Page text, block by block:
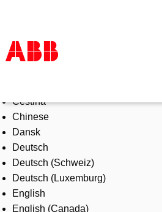
Products & Solutions
Industries
Services
About us
Where to buy
Contact us
Careers
Čeština
Chinese
Dansk
Deutsch
Deutsch (Schweiz)
Deutsch (Luxemburg)
English
English (Canada)